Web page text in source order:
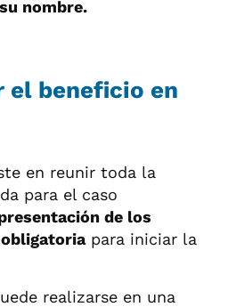
nombre.
el beneficio en
en reunir toda la
para el caso
de los
para iniciar la
realizarse en una